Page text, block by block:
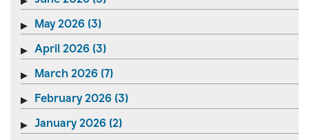
May 2026 (3)
April 2026 (3)
March 2026 (7)
February 2026 (3)
January 2026 (2)